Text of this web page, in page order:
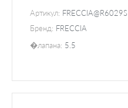
Артикул: FRECCIA@R6029S
Бренд: FRECCIA
�лапана: 5.5